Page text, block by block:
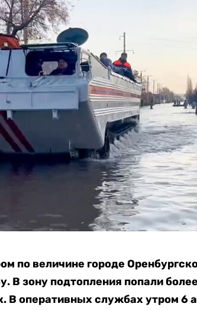
по величине городе
В зону подтопления попали
В оперативных службах утром 6